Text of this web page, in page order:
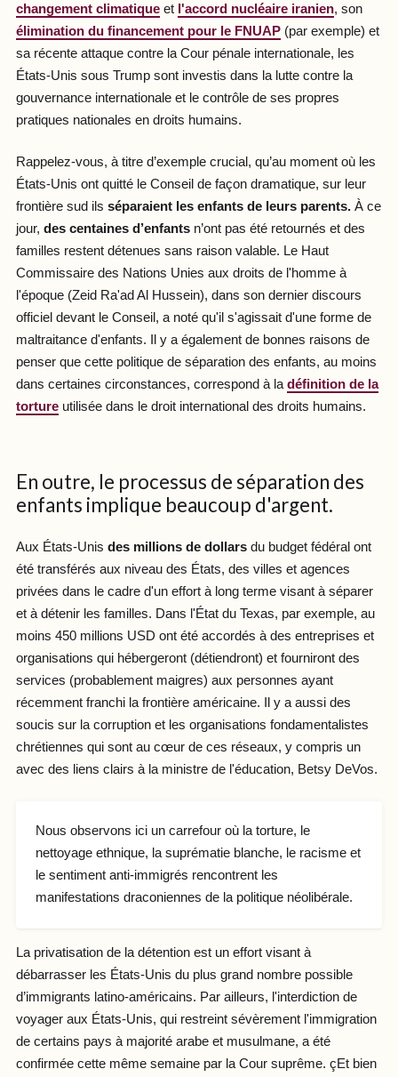
changement climatiqueet l'accord nucléaire iranien, son
élimination du financement pour le FNUAP(par exemple) et
sa récente attaque contre la Cour pénale internationale, les
États-Unis sous Trump sont investis dans la lutte contre la
gouvernance internationale et le contrôle de ses propres
pratiques nationales en droits humains.
Rappelez-vous, à titre d’exemple crucial, qu’au moment où les
États-Unis ont quitté le Conseil de façon dramatique, sur leur
frontière sud ils séparaient les enfants de leurs parents. À ce
jour, des centaines d’enfantsn’ont pas été retournés et des
familles restent détenues sans raison valable. Le Haut
Commissaire des Nations Unies aux droits de l'homme à
l'époque (Zeid Ra'ad Al Hussein), dans son dernier discours
officiel devant le Conseil, a noté qu'il s'agissait d'une forme de
maltraitance d'enfants. Il y a également de bonnes raisons de
penser que cette politique de séparation des enfants, au moins
dans certaines circonstances, correspond à la définition de la
tortureutilisée dans le droit international des droits humains.
En outre, le processus de séparation des
enfants implique beaucoup d'argent.
Aux États-Unis des millions de dollarsdu budget fédéral ont
été transférés aux niveau des États, des villes et agences
privées dans le cadre d'un effort à long terme visant à séparer
et à détenir les familles. Dans l'État du Texas, par exemple, au
moins 450 millions USD ont été accordés à des entreprises et
organisations qui hébergeront (détiendront) et fourniront des
services (probablement maigres) aux personnes ayant
récemment franchi la frontière américaine. Il y a aussi des
soucis sur la corruption et les organisations fondamentalistes
chrétiennes qui sont au cœur de ces réseaux, y compris un
avec des liens clairs à la ministre de l'éducation, Betsy DeVos.
Nous observons ici un carrefour où la torture, le
nettoyage ethnique, la suprématie blanche, le racisme et
le sentiment anti-immigrés rencontrent les
manifestations draconiennes de la politique néolibérale.
La privatisation de la détention est un effort visant à
débarrasser les États-Unis du plus grand nombre possible
d’immigrants latino-américains. Par ailleurs, l'interdiction de
voyager aux États-Unis, qui restreint sévèrement l'immigration
de certains pays à majorité arabe et musulmane, a été
confirmée cette même semaine par la Cour suprême. çEt bien